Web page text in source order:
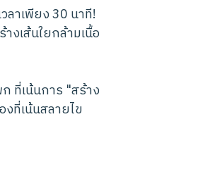
ลาเพียง 30 นาที!
งเส้นใยกล้ามเนื้อ
ที่เน้นการ "สร้าง
ที่เน้นสลายไข